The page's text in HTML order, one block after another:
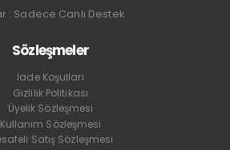
: Sadece Canlı Destek
Sözleşmeler
İade Koşulları
Gizlilik Politikası
Üyelik Sözleşmesi
Kullanım Sözleşmesi
Satış Sözleşmesi